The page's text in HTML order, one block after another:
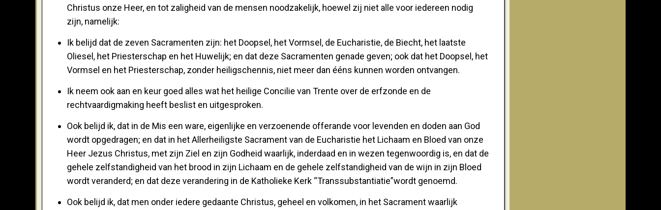
Christus onze Heer, en tot zaligheid van de mensen noodzakelijk, hoewel zij niet alle voor iedereen nodig
zijn, namelijk:
Ik belijd dat de zeven Sacramenten zijn: het Doopsel, het Vormsel, de Eucharistie, de Biecht, het laatste
Oliesel, het Priesterschap en het Huwelijk; en dat deze Sacramenten genade geven; ook dat het Doopsel, het
Vormsel en het Priesterschap, zonder heiligschennis, niet meer dan ééns kunnen worden ontvangen.
Ik neem ook aan en keur goed alles wat het heilige Concilie van Trente over de erfzonde en de
rechtvaardigmaking heeft beslist en uitgesproken.
Ook belijd ik, dat in de Mis een ware, eigenlijke en verzoenende offerande voor levenden en doden aan God
wordt opgedragen; en dat in het Allerheiligste Sacrament van de Eucharistie het Lichaam en Bloed van onze
Heer Jezus Christus, met zijn Ziel en zijn Godheid waarlijk, inderdaad en in wezen tegenwoordig is, en dat de
gehele zelfstandigheid van het brood in zijn Lichaam en de gehele zelfstandigheid van de wijn in zijn Bloed
wordt veranderd; en dat deze verandering in de Katholieke Kerk “Transsubstantiatie”wordt genoemd.
Ook belijd ik, dat men onder iedere gedaante Christus, geheel en volkomen, in het Sacrament waarlijk